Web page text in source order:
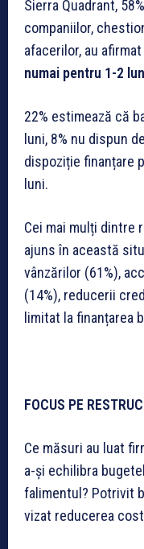
Sierra Quadrant,
companiilor,
afacerilor, au
numai pentru 1-2
22% estimează că
luni, 8% nu dispun
dispoziție finanțare
luni.
Cei mai mulți dintre
ajuns în această
vânzărilor (61%),
(14%), reducerii
limitat la finanțarea
FOCUS PE
Ce măsuri au luat
a-și echilibra
falimentul? Potrivit
vizat reducerea